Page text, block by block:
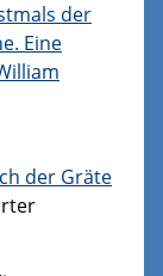
der
Eine
der Gräte